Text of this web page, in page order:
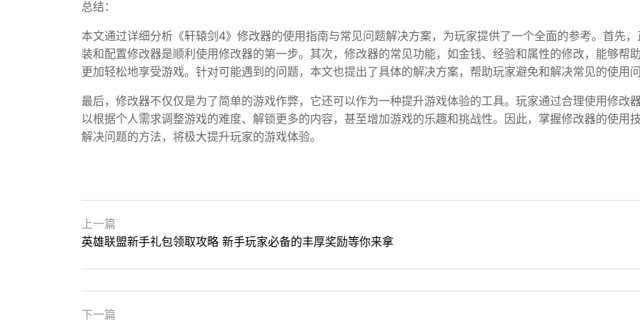
总结：
本文通过详细分析《轩辕剑4》修改器的使用指南与常见问题解决方案，为玩家提供了一个全面的参考。首先，
装和配置修改器是顺利使用修改器的第一步。其次，修改器的常见功能，如金钱、经验和属性的修改，能够帮
更加轻松地享受游戏。针对可能遇到的问题，本文也提出了具体的解决方案，帮助玩家避免和解决常见的使用问
最后，修改器不仅仅是为了简单的游戏作弊，它还可以作为一种提升游戏体验的工具。玩家通过合理使用修改
以根据个人需求调整游戏的难度、解锁更多的内容，甚至增加游戏的乐趣和挑战性。因此，掌握修改器的使用
解决问题的方法，将极大提升玩家的游戏体验。
上一篇
英雄联盟新手礼包领取攻略 新手玩家必备的丰厚奖励等你来拿
下一篇